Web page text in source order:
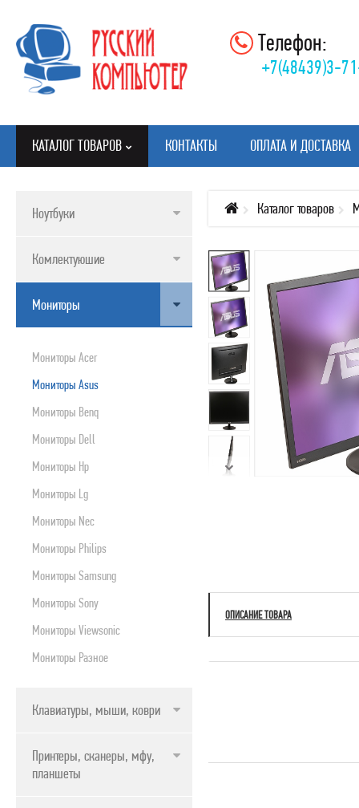
Телефон:
+7(48439)3-
КАТАЛОГ ТОВАРОВ
КАТАЛОГ ТОВАРОВ
КОМЛЕКТУЮШИЕ
МОНИТОРЫ
КЛАВИАТУРЫ, МЫШИ, КОВРИКИ
ПРИНТЕРЫ, СКАНЕРЫ, МФУ, ПЛАНШЕТЫ
БЛОКИ БЕСПЕРЕБОЙНОГО ПИТАНИЯ
СЕТЕВОЕ ОБОРУДОВАНИЕ
СЕТЕВЫЕ И ИНТЕРФЕЙСНЫЕ ШНУРЫ
КАРТРИДЖИ
МОБИЛЬНАЯ ТЕХНИКА
ЦИФРОВЫЕ ВИДЕО И ФОТОКАМЕРЫ
ПРОГРАММНЫЕ ПРОДУКТЫ
БЫТОВАЯ И КЛИМАТИЧЕСКАЯ ТЕХНИКА
ВНЕШНИЕ НАКОПИТЕЛИ
КОНТАКТЫ ОПЛАТА И ДОСТАВКА
Ноутбуки
Комлектуюшие
Мониторы
Мониторы Acer
Мониторы Asus
Мониторы Benq
Мониторы Dell
Мониторы Hp
Мониторы Lg
Мониторы Nec
Мониторы Philips
Мониторы Samsung
Мониторы Sony
Мониторы Viewsonic
Мониторы Разное
Клавиатуры, мыши, коврики
Принтеры, сканеры, мфу,
планшеты
Каталог товаров
ОПИСАНИЕ ТОВАРА